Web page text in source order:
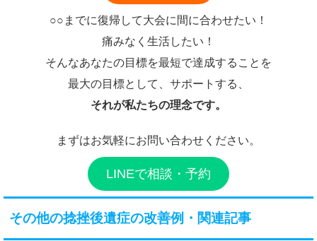
○○までに復帰して大会に間に合わせたい！
痛みなく生活したい！
そんなあなたの目標を最短で達成することを
最大の目標として、サポートする、
それが私たちの理念です。
まずはお気軽にお問い合わせください。
LINEで相談・予約
その他の捻挫後遺症の改善例・関連記事